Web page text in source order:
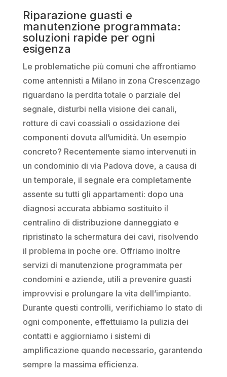
Riparazione guasti e
manutenzione programmata:
soluzioni rapide per ogni
esigenza
Le problematiche più comuni che affrontiamo
come antennisti a Milano in zona Crescenzago
riguardano la perdita totale o parziale del
segnale, disturbi nella visione dei canali,
rotture di cavi coassiali o ossidazione dei
componenti dovuta all’umidità. Un esempio
concreto? Recentemente siamo intervenuti in
un condominio di via Padova dove, a causa di
un temporale, il segnale era completamente
assente su tutti gli appartamenti: dopo una
diagnosi accurata abbiamo sostituito il
centralino di distribuzione danneggiato e
ripristinato la schermatura dei cavi, risolvendo
il problema in poche ore. Offriamo inoltre
servizi di manutenzione programmata per
condomini e aziende, utili a prevenire guasti
improvvisi e prolungare la vita dell’impianto.
Durante questi controlli, verifichiamo lo stato di
ogni componente, effettuiamo la pulizia dei
contatti e aggiorniamo i sistemi di
amplificazione quando necessario, garantendo
sempre la massima efficienza.